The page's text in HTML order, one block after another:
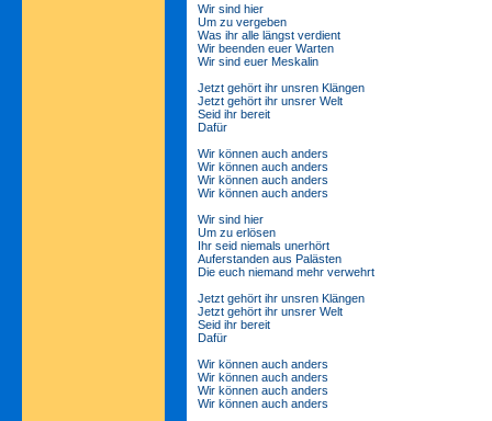
Wir sind hier
Um zu vergeben
Was ihr alle längst verdient
Wir beenden euer Warten
Wir sind euer Meskalin
Jetzt gehört ihr unsren Klängen
Jetzt gehört ihr unsrer Welt
Seid ihr bereit
Dafür
Wir können auch anders
Wir können auch anders
Wir können auch anders
Wir können auch anders
Wir sind hier
Um zu erlösen
Ihr seid niemals unerhört
Auferstanden aus Palästen
Die euch niemand mehr verwehrt
Jetzt gehört ihr unsren Klängen
Jetzt gehört ihr unsrer Welt
Seid ihr bereit
Dafür
Wir können auch anders
Wir können auch anders
Wir können auch anders
Wir können auch anders